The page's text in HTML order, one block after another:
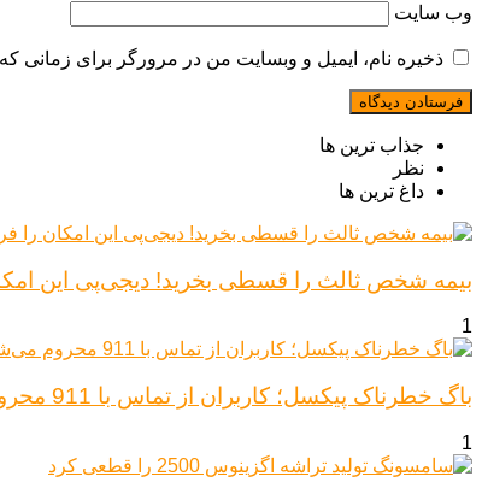
وب‌ سایت
ذخیره نام، ایمیل و وبسایت من در مرورگر برای زمانی
جذاب ترین ها
نظر
داغ ترین ها
بیمه شخص ثالث را قسطی بخرید! دیجی‌پی این
1
باگ خطرناک پیکسل؛ کاربران از تماس با 911 محروم می‌شوند (از پیکسل ۶ تا ۱۰)
1